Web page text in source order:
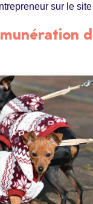
sur le site